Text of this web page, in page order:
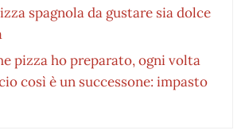
spagnola da gustare sia dolce
pizza ho preparato, ogni volta
così è un successone: impasto